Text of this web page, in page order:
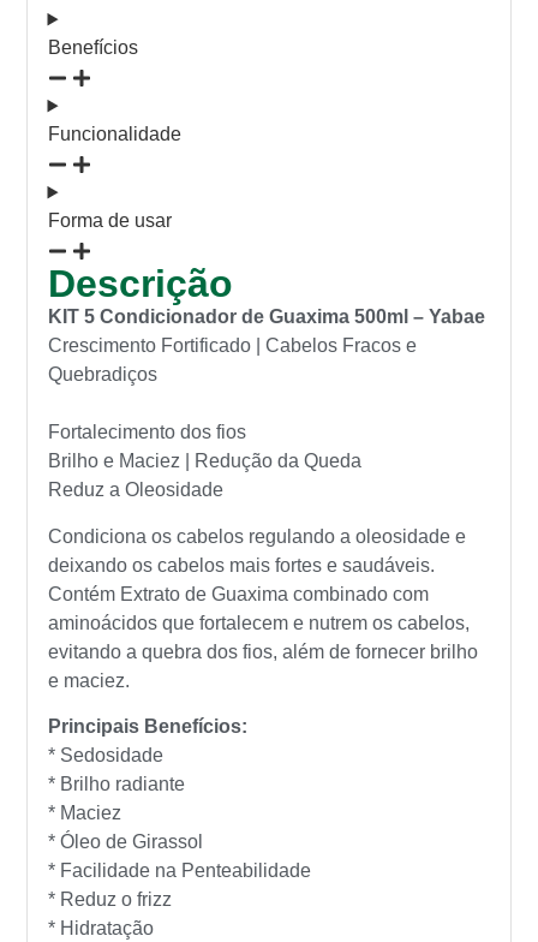
Benefícios
Funcionalidade
Forma de usar
Descrição
KIT 5 Condicionador de Guaxima 500ml – Yabae
Crescimento Fortificado | Cabelos Fracos e
Quebradiços
Fortalecimento dos fios
Brilho e Maciez | Redução da Queda
Reduz a Oleosidade
Condiciona os cabelos regulando a oleosidade e
deixando os cabelos mais fortes e saudáveis.
Contém Extrato de Guaxima combinado com
aminoácidos que fortalecem e nutrem os cabelos,
evitando a quebra dos fios, além de fornecer brilho
e maciez.
Principais Benefícios:
* Sedosidade
* Brilho radiante
* Maciez
* Óleo de Girassol
* Facilidade na Penteabilidade
* Reduz o frizz
* Hidratação